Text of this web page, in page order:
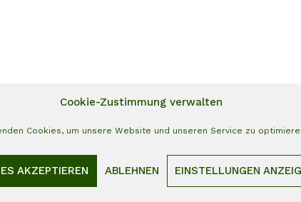
Cookie-Zustimmung verwalten
Cookies, um unsere Website und unseren Service zu
AKZEPTIEREN ABLEHNEN EINSTELLUNGEN